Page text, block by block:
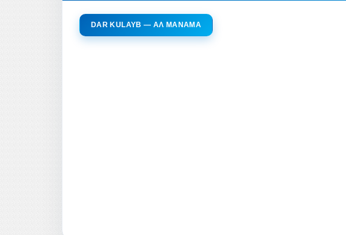
DAR KULAYB — ΑΛ ΜΑΝΆΜΑ